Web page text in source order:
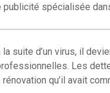
publicité spécialisée
la suite d’un virus, il
Les
qu’il avait